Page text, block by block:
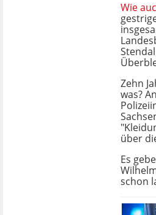
Wie
Zehn
was?
über
Es
schon